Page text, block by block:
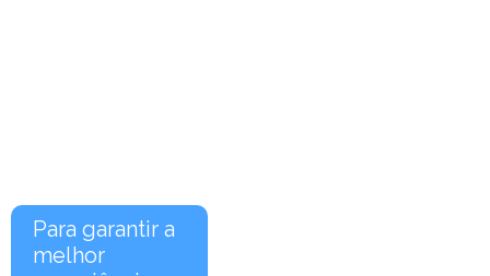
Para garantir a
melhor